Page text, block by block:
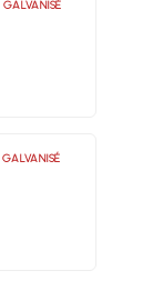
GALVANISÉ
GALVANISÉ